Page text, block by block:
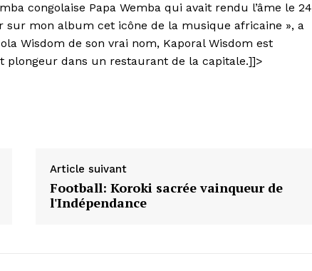
congolaise Papa Wemba qui avait rendu l’âme le 24
sur mon album cet icône de la musique africaine », a
Wisdom de son vrai nom, Kaporal Wisdom est
plongeur dans un restaurant de la capitale.]]>
Article suivant
Football: Koroki sacrée vainqueur de
l'Indépendance